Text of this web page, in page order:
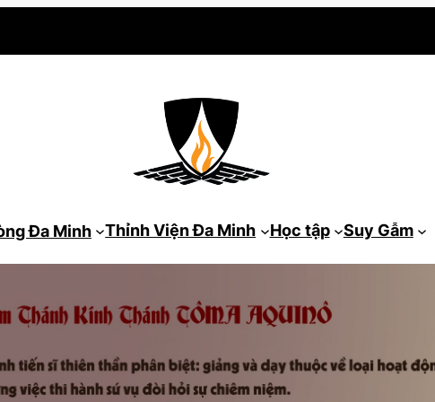
Đa Minh Thỉnh Viện Đa Minh Học tập Suy Gẫm